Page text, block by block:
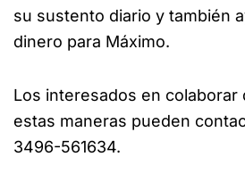
su sustento diario y también
dinero para Máximo.
Los interesados en colaborar
estas maneras pueden
3496-561634.